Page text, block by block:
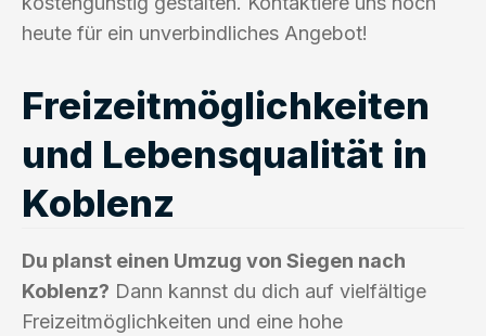
heute für ein unverbindliches Angebot!
Freizeitmöglichkeiten
und Lebensqualität in
Koblenz
Du planst einen Umzug von Siegen nach
Koblenz? Dann kannst du dich auf vielfältige
Freizeitmöglichkeiten und eine hohe